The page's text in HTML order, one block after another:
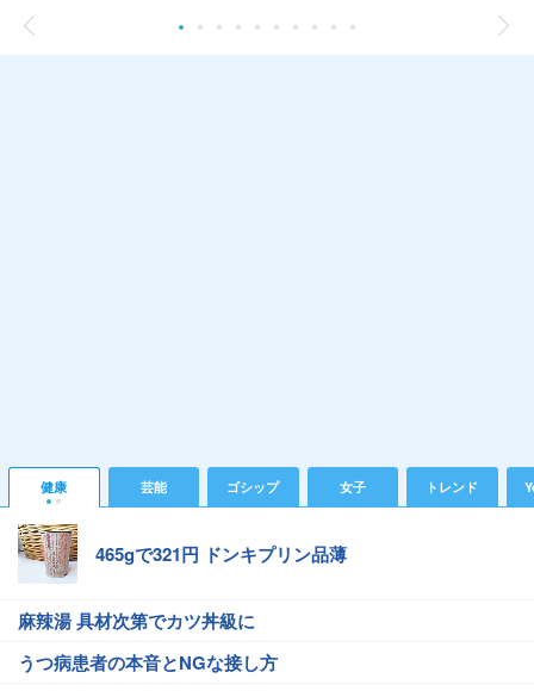
健康 芸能 ゴシップ 女子 トレンド
465gで321円 ドンキプリン品薄
麻辣湯 具材次第でカツ丼級に
うつ病患者の本音とNGな接し方